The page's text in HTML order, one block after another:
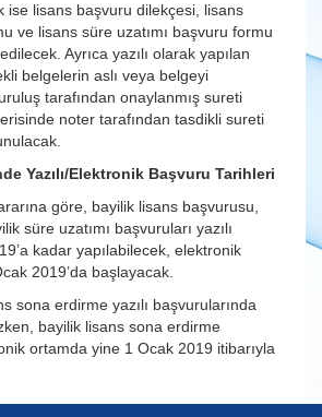
ise lisans başvuru dilekçesi, lisans
ve lisans süre uzatımı başvuru formu
Ayrıca yazılı olarak yapılan
belgelerin aslı veya belgeyi
tarafından onaylanmış sureti
noter tarafından tasdikli sureti
Yazılı/Elektronik Başvuru Tarihleri
göre, bayilik lisans başvurusu,
süre uzatımı başvuruları yazılı
kadar yapılabilecek, elektronik
2019’da başlayacak.
sona erdirme yazılı başvurularında
bayilik lisans sona erdirme
ortamda yine 1 Ocak 2019 itibarıyla